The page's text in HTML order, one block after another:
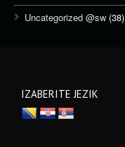
Uncategorized @sw (38)
IZABERITE JEZIK